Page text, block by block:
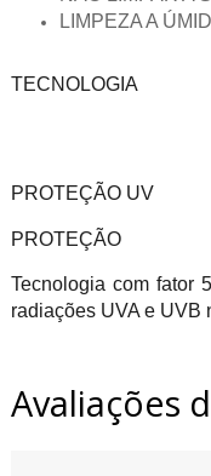
LIMPEZA A
TECNOLOGIA
PROTEÇÃO UV
PROTEÇÃO
Tecnologia com fator
radiações UVA e UVB
Avaliações